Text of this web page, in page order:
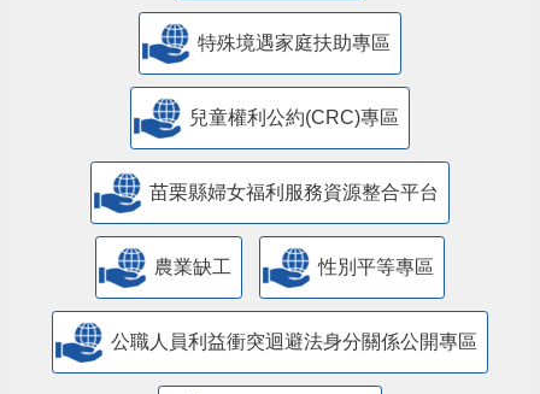
特殊境遇家庭扶助專區
兒童權利公約(CRC)專區
苗栗縣婦女福利服務資源整合平台
農業缺工 性別平等專區
公職人員利益衝突迴避法身分關係公開專區